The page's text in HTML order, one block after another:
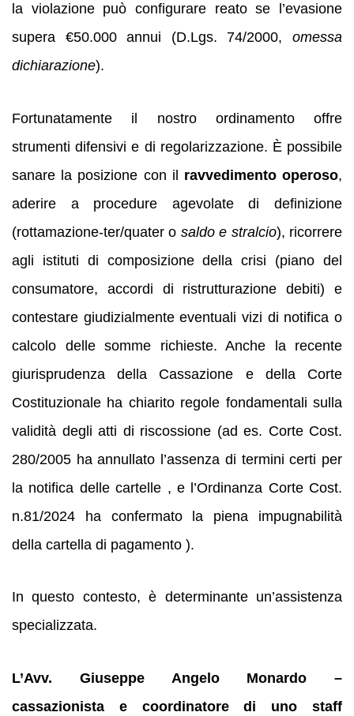
la violazione può configurare reato se l’evasione
supera €50.000 annui (D.Lgs. 74/2000, omessa
dichiarazione).
Fortunatamente il nostro ordinamento offre
strumenti difensivi e di regolarizzazione. È possibile
sanare la posizione con il ravvedimento operoso,
aderire a procedure agevolate di definizione
(rottamazione-ter/quater o saldo e stralcio), ricorrere
agli istituti di composizione della crisi (piano del
consumatore, accordi di ristrutturazione debiti) e
contestare giudizialmente eventuali vizi di notifica o
calcolo delle somme richieste. Anche la recente
giurisprudenza della Cassazione e della Corte
Costituzionale ha chiarito regole fondamentali sulla
validità degli atti di riscossione (ad es. Corte Cost.
280/2005 ha annullato l’assenza di termini certi per
la notifica delle cartelle , e l’Ordinanza Corte Cost.
n.81/2024 ha confermato la piena impugnabilità
della cartella di pagamento ).
In questo contesto, è determinante un’assistenza
specializzata.
L’Avv. Giuseppe Angelo Monardo –
cassazionista e coordinatore di uno staff